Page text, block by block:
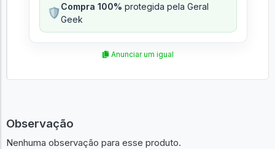
🛡️Compra 100% protegida pela Geral
Geek
Anunciar um igual
Observação
Nenhuma observação para esse produto.